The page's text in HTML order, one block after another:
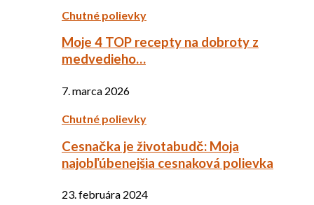
Chutné polievky
Moje 4 TOP recepty na dobroty z
medvedieho…
7. marca 2026
Chutné polievky
Cesnačka je životabudč: Moja
najobľúbenejšia cesnaková polievka
23. februára 2024